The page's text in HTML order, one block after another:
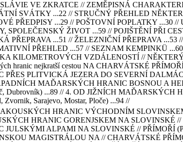
VE ZKRATCE // ZEMĚPISNÁ
SVÁTKY ...22 // STRUČNÝ PŘEHLED
PŘEDPISY ...29 // POŠTOVNÍ POPLATKY ...30
SPOLEČENSKÝ ŽIVOT ...59 // POJIŠTĚNÍ PŘI
PŘEPRAVA ...51 // ŽELEZNIČNÍ PŘEPRAVA
PŘEHLED ...57 // SEZNAM KEMPINKÜ
KILOMETROVÝCH VZDÁLENOSTÍ //
hranic nejkratší cestou NA CHARVÁTSKÉ
PŘES PLITVICKÁ JEZERA DO SEVERNÍ
MAĎARSKÝCH HRANIC BOSNOU A
Dubrovník) ...89 // 4. OD JIŽNÍCH MAĎARSKÝCH
Zvornik, Sarajevo, Mostar, Ploče) ...94 //
HRANIC VÝCHODNÍM
HRANIC GORENJSKEM NA SLOVINSKÉ //
JULSKÝMI ALPAMI NA SLOVINSKÉ // PŘÍMOŘÍ
MAGISTRÁLOU NA // CHARVÁTSKÉ